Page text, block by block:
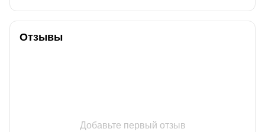
Отзывы
Добавьте первый отзыв